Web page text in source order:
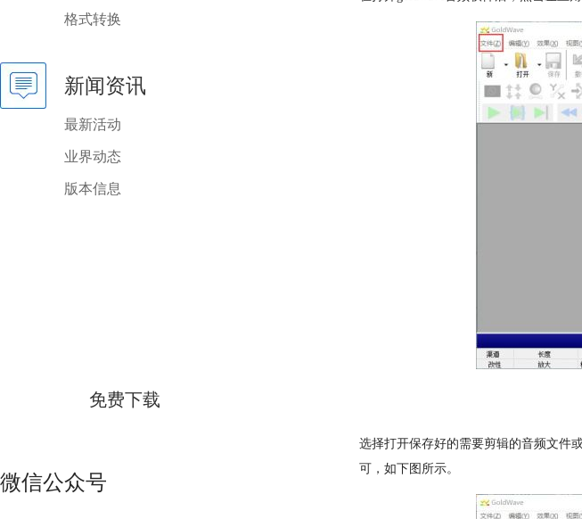
格式转换
新闻资讯
最新活动
业界动态
版本信息
免费下载
微信公众号
选择打开保存好的需要剪辑的音频文件
可，如下图所示。